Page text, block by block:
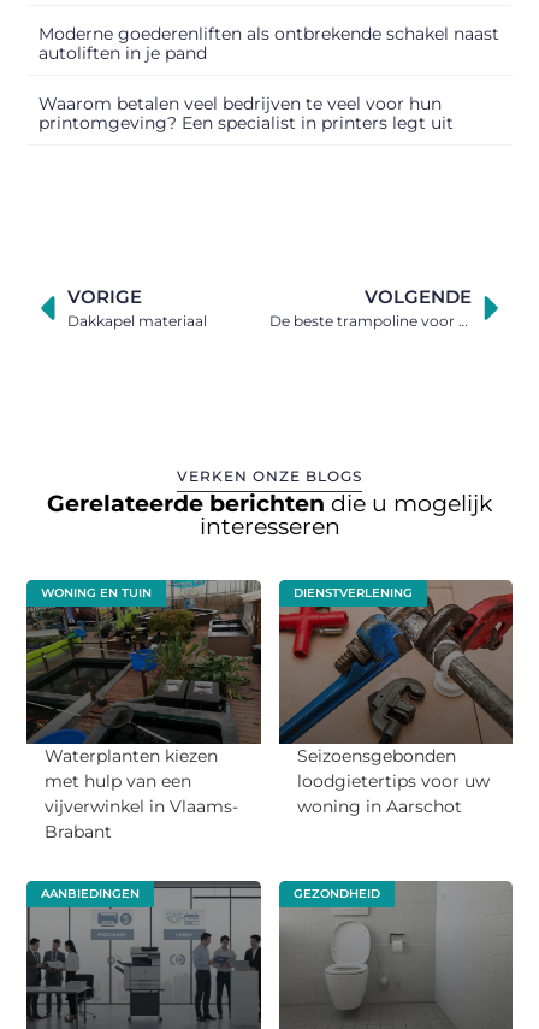
Moderne goederenliften als ontbrekende schakel naast
autoliften in je pand
Waarom betalen veel bedrijven te veel voor hun
printomgeving? Een specialist in printers legt uit
VORIGE
Dakkapel materiaal
VOLGENDE
De beste trampoline voor jouw tuin
VERKEN ONZE BLOGS
Gerelateerde berichten die u mogelijk
interesseren
WONING EN TUIN
Waterplanten kiezen
met hulp van een
vijverwinkel in Vlaams-
Brabant
DIENSTVERLENING
Seizoensgebonden
loodgietertips voor uw
woning in Aarschot
AANBIEDINGEN GEZONDHEID